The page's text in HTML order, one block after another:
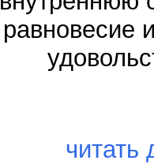
равновесие
читать